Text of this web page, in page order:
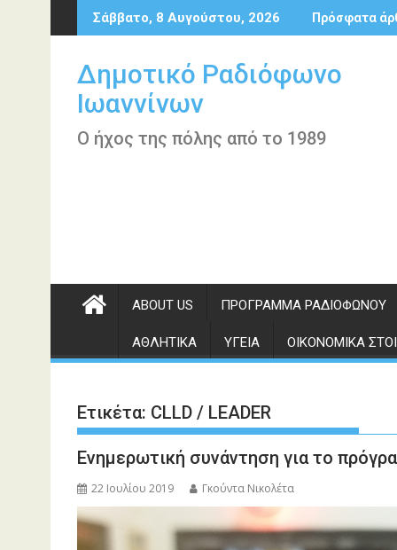
Περάστε
στο
Σάββατο, 8 Αυγούστου, 2026 Πρόσφατα
Δημοτικό Ραδιόφωνο
Ιωαννίνων
Ο ήχος της πόλης από το 1989
ABOUT US ΠΡΌΓΡΑΜΜΑ ΡΑΔΙΟΦΏΝΟΥ
ΑΘΛΗΤΙΚΆ ΥΓΕΊΑ ΟΙΚΟΝΟΜΙΚΆ
Ετικέτα: CLLD / LEADER
Ενημερωτική συνάντηση για το
22 Ιουλίου 2019 Γκούντα Νικολέτα